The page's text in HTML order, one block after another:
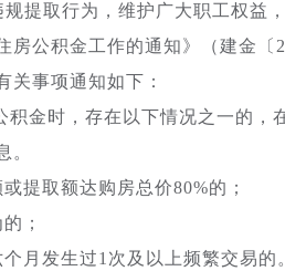
提取行为，维护广大职工权益
房公积金工作的通知》（建金
关事项通知如下：
积金时，存在以下情况之一的，
。
提取额达购房总价80%的；
；
月发生过1次及以上频繁交易的